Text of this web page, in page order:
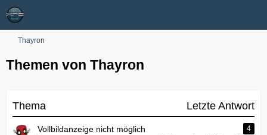
Thayron
Themen von Thayron
Thema Letzte Antwort
Vollbildanzeige nicht möglich
4